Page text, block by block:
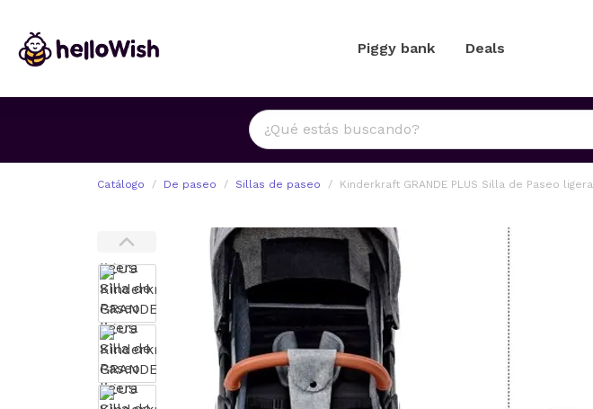
Piggy bank Deals
Catálogo De paseo Sillas de paseo Kinderkraft GRANDE PLUS Silla de Paseo ligera